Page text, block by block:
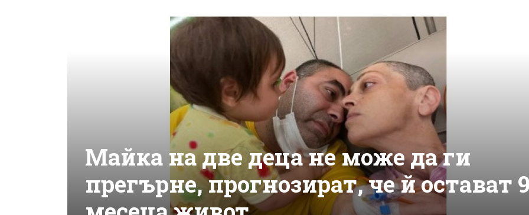
Майка на две деца не може да ги
прегърне, прогнозират, че й остават